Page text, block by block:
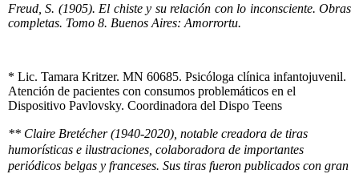
Freud, S. (1905). El chiste y su relación con lo inconsciente. Obras
completas. Tomo 8. Buenos Aires: Amorrortu.
* Lic. Tamara Kritzer. MN 60685. Psicóloga clínica infantojuvenil.
Atención de pacientes con consumos problemáticos en el
Dispositivo Pavlovsky. Coordinadora del Dispo Teens
** Claire Bretécher (1940-2020), notable creadora de tiras
humorísticas e ilustraciones, colaboradora de importantes
periódicos belgas y franceses. Sus tiras fueron publicados con gran